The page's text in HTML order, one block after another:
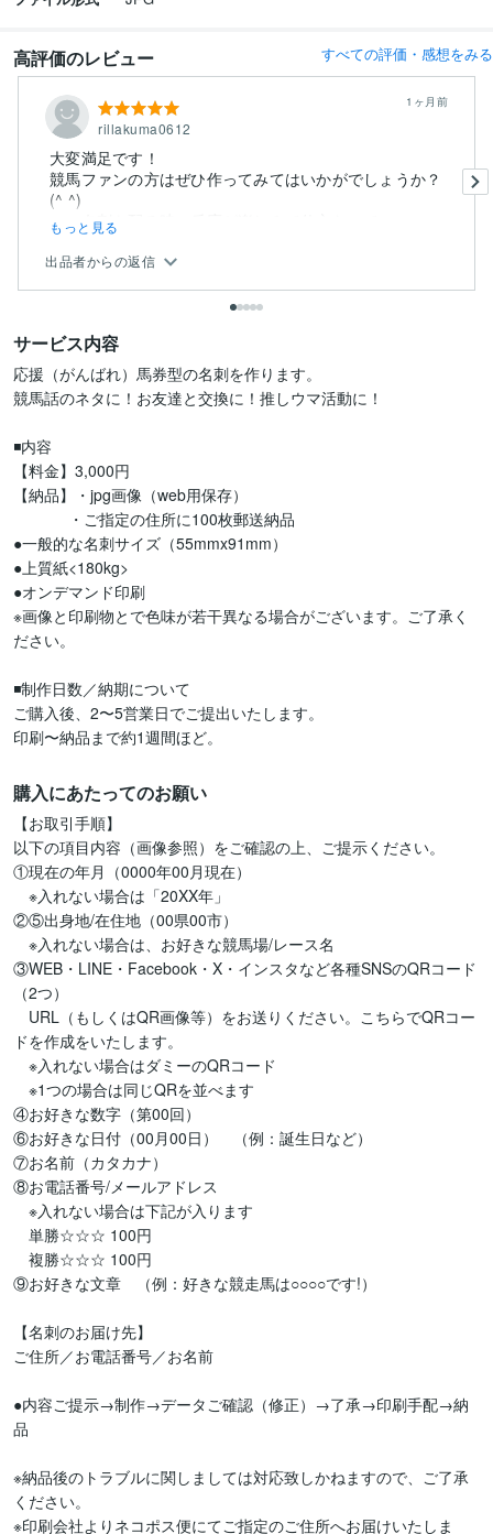
高評価のレビュー すべての評価・感想をみる
rillakuma0612
1ヶ月前
大変満足です！
競馬ファンの方はぜひ作ってみてはいかがでしょうか？
(^ ^)
この名刺を配る時の反応が楽しみで仕方ないで...
もっと見る
出品者からの返信
サービス内容
応援（がんばれ）馬券型の名刺を作ります。
競馬話のネタに！お友達と交換に！推しウマ活動に！
◾️内容
【料金】3,000円
【納品】・jpg画像（web用保存）
・ご指定の住所に100枚郵送納品
●一般的な名刺サイズ（55mmx91mm）
●上質紙<180kg>
●オンデマンド印刷
※画像と印刷物とで色味が若干異なる場合がございます。ご了承く
ださい。
◾️制作日数／納期について
ご購入後、2〜5営業日でご提出いたします。
印刷〜納品まで約1週間ほど。
購入にあたってのお願い
【お取引手順】
以下の項目内容（画像参照）をご確認の上、ご提示ください。
①現在の年月（0000年00月現在）
※入れない場合は「20XX年」
②⑤出身地/在住地（00県00市）
※入れない場合は、お好きな競馬場/レース名
③WEB・LINE・Facebook・X・インスタなど各種SNSのQRコード
（2つ）
URL（もしくはQR画像等）をお送りください。こちらでQRコー
ドを作成をいたします。
※入れない場合はダミーのQRコード
※1つの場合は同じQRを並べます
④お好きな数字（第00回）
⑥お好きな日付（00月00日）　（例：誕生日など）
⑦お名前（カタカナ）
⑧お電話番号/メールアドレス
※入れない場合は下記が入ります
単勝☆☆☆ 100円
複勝☆☆☆ 100円
⑨お好きな文章　（例：好きな競走馬は○○○○です!）
【名刺のお届け先】
ご住所／お電話番号／お名前
●内容ご提示→制作→データご確認（修正）→了承→印刷手配→納
品
※納品後のトラブルに関しましては対応致しかねますので、ご了承
ください。
※印刷会社よりネコポス便にてご指定のご住所へお届けいたしま